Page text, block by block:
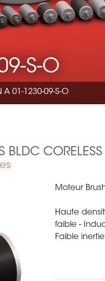
S-O
A 01-1230-09-S-O
BLDC
Moteur
Haute
faible -
Faible